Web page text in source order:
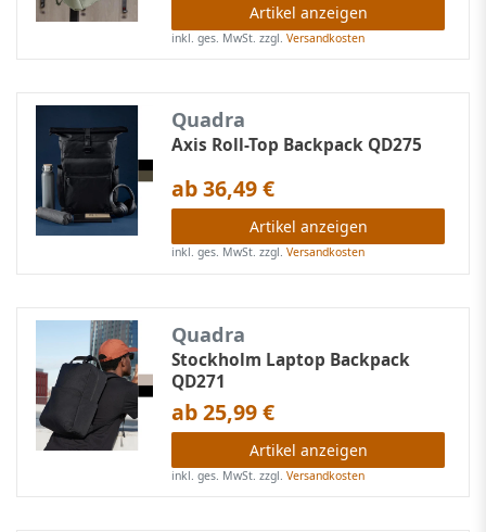
Artikel anzeigen
inkl. ges. MwSt. zzgl.Versandkosten
Quadra
Axis Roll-Top Backpack QD275
ab 36,49 €
Artikel anzeigen
inkl. ges. MwSt. zzgl.Versandkosten
Quadra
Stockholm Laptop Backpack
QD271
ab 25,99 €
Artikel anzeigen
inkl. ges. MwSt. zzgl.Versandkosten